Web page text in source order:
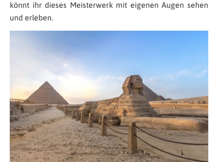
könnt ihr dieses Meisterwerk mit eigenen Augen sehen
und erleben.